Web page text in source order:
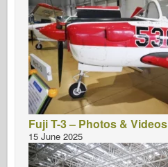
Fuji T-3 – Photos & Videos
15 June 2025